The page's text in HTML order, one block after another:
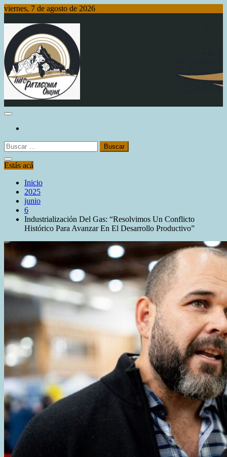
Saltar
contenido
viernes, 7 de agosto de 2026
Info Patagonia Online
Buscar:
Estás acá
Inicio
2025
junio
6
Industrialización Del Gas: “Resolvimos Un Conflicto
Histórico Para Avanzar En El Desarrollo Productivo”